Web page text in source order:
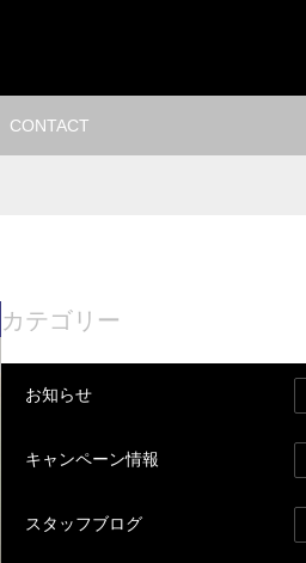
CONTACT
カテゴリー
お知らせ
キャンペーン情報
スタッフブログ